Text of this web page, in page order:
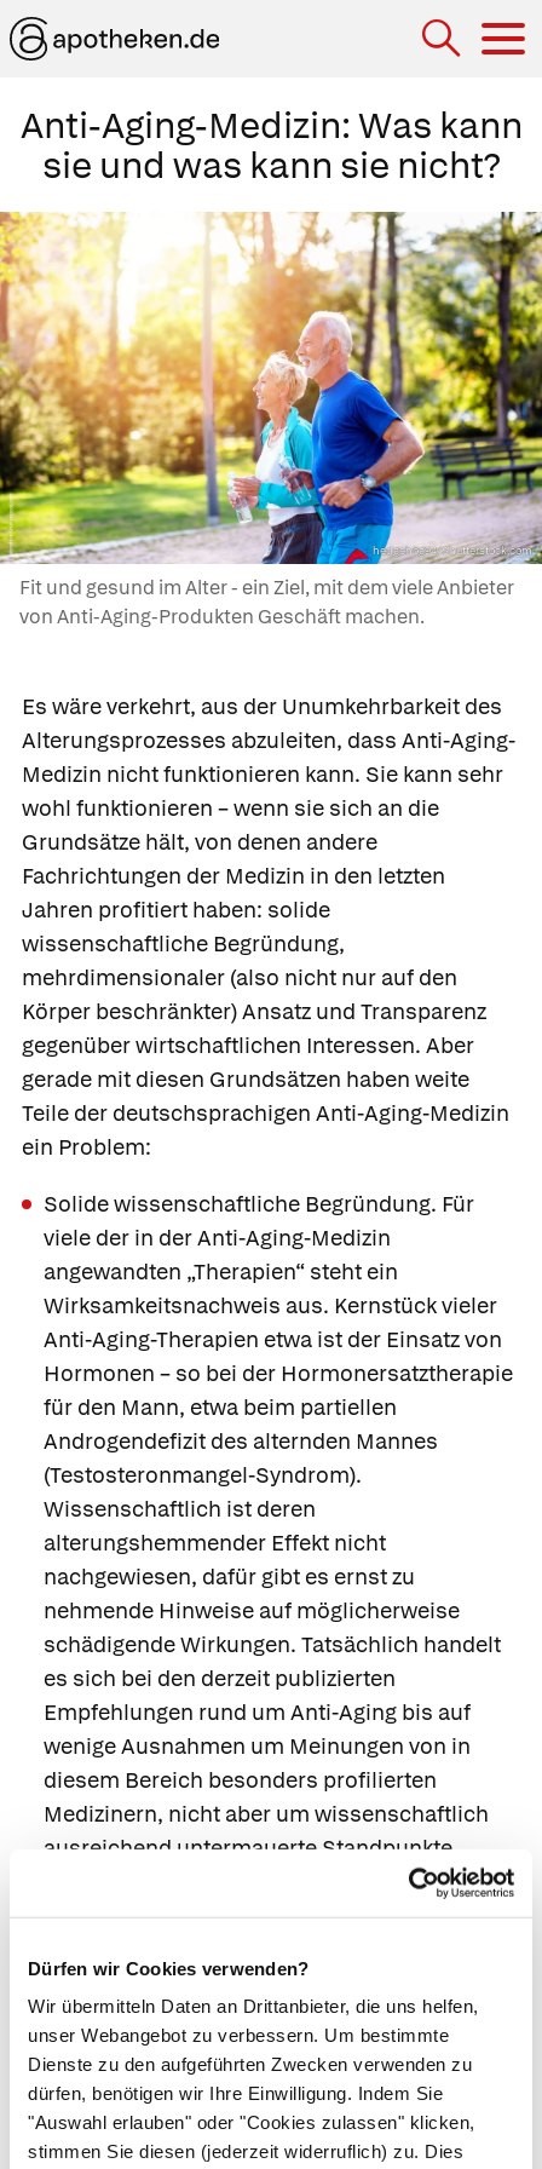
Dürfen wir Cookies verwenden?
Wir übermitteln Daten an Drittanbieter, die uns helfen,
unser Webangebot zu verbessern. Um bestimmte
Dienste zu den aufgeführten Zwecken verwenden zu
dürfen, benötigen wir Ihre Einwilligung. Indem Sie
"Auswahl erlauben" oder "Cookies zulassen" klicken,
stimmen Sie diesen (jederzeit widerruflich) zu. Dies
Anti-Aging-Medizin: Was kann
sie und was kann sie nicht?
hedgehog94/Shutterstock.com
Fit und gesund im Alter - ein Ziel, mit dem viele Anbieter
von Anti-Aging-Produkten Geschäft machen.
Es wäre verkehrt, aus der Unumkehrbarkeit des
Alterungsprozesses abzuleiten, dass Anti-Aging-
Medizin nicht funktionieren kann. Sie kann sehr
wohl funktionieren – wenn sie sich an die
Grundsätze hält, von denen andere
Fachrichtungen der Medizin in den letzten
Jahren profitiert haben: solide
wissenschaftliche Begründung,
mehrdimensionaler (also nicht nur auf den
Körper beschränkter) Ansatz und Transparenz
gegenüber wirtschaftlichen Interessen. Aber
gerade mit diesen Grundsätzen haben weite
Teile der deutschsprachigen Anti-Aging-Medizin
ein Problem:
Solide wissenschaftliche Begründung. Für
viele der in der Anti-Aging-Medizin
angewandten „Therapien“ steht ein
Wirksamkeitsnachweis aus. Kernstück vieler
Anti-Aging-Therapien etwa ist der Einsatz von
Hormonen – so bei der Hormonersatztherapie
für den Mann, etwa beim partiellen
Androgendefizit des alternden Mannes
(Testosteronmangel-Syndrom).
Wissenschaftlich ist deren
alterungshemmender Effekt nicht
nachgewiesen, dafür gibt es ernst zu
nehmende Hinweise auf möglicherweise
schädigende Wirkungen. Tatsächlich handelt
es sich bei den derzeit publizierten
Empfehlungen rund um Anti-Aging bis auf
wenige Ausnahmen um Meinungen von in
diesem Bereich besonders profilierten
Medizinern, nicht aber um wissenschaftlich
ausreichend untermauerte Standpunkte.
Wissenschaftlich betrachtet steht ein Großteil
der heute unter der Flagge Anti-Aging
Stand wie die Frischzellenkuren oder die
Thymusextrakte, die auch die
Nachkriegsgeneration nicht frischer gemacht
haben.
Mehrdimensionaler Ansatz.Vielen Anti-Aging-
Therapien liegt ein Defektmodell zugrunde: